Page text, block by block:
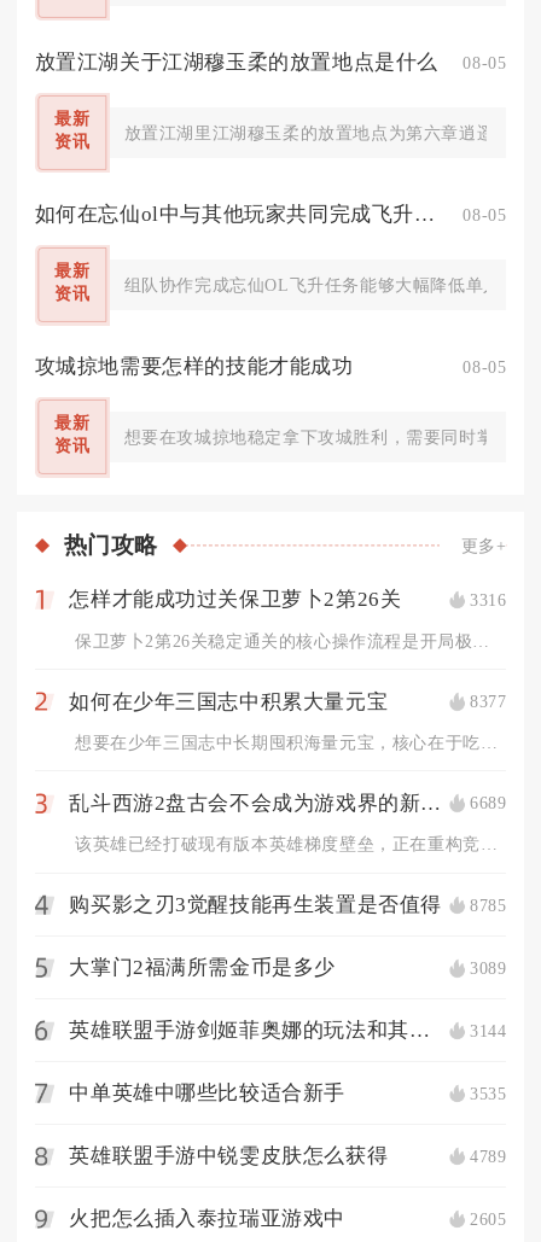
放置江湖关于江湖穆玉柔的放置地点是什么 08-05
最新
资讯
放置江湖里江湖穆玉柔的放置地点为第六章逍遥林
如何在忘仙ol中与其他玩家共同完成飞升任务 08-05
最新
资讯
组队协作完成忘仙OL飞升任务能够大幅降低单人渡
攻城掠地需要怎样的技能才能成功 08-05
最新
资讯
想要在攻城掠地稳定拿下攻城胜利，需要同时掌握
热门攻略 更多+
怎样才能成功过关保卫萝卜2第26关 3316
2 如何在少年三国志中积累大量元宝 8377
3 乱斗西游2盘古会不会成为游戏界的新热门 6689
该英雄已经打破现有版本英雄梯度壁垒，正在重构竞技场、修罗血战...
4 购买影之刃3觉醒技能再生装置是否值得 8785
5 大掌门2福满所需金币是多少 3089
6 英雄联盟手游剑姬菲奥娜的玩法和其他英雄有何不同 3144
7 中单英雄中哪些比较适合新手 3535
8 英雄联盟手游中锐雯皮肤怎么获得 4789
9 火把怎么插入泰拉瑞亚游戏中 2605